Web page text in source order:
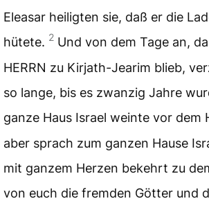
Eleasar heiligten sie, daß er die
hütete. 2 Und von dem Tage an,
HERRN zu Kirjath-Jearim blieb,
so lange, bis es zwanzig Jahre
ganze Haus Israel weinte vor dem
aber sprach zum ganzen Hause
mit ganzem Herzen bekehrt zu
von euch die fremden Götter und